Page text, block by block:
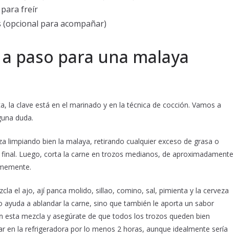
para freír
para acompañar)
paso para una malaya
la clave está en el marinado y en la técnica de cocción. Vamos a
duda.
limpiando bien la malaya, retirando cualquier exceso de grasa o
Luego, corta la carne en trozos medianos, de aproximadamente
el ajo, ají panca molido, sillao, comino, sal, pimienta y la cerveza
a ablandar la carne, sino que también le aporta un sabor
esta mezcla y asegúrate de que todos los trozos queden bien
en la refrigeradora por lo menos 2 horas, aunque idealmente sería